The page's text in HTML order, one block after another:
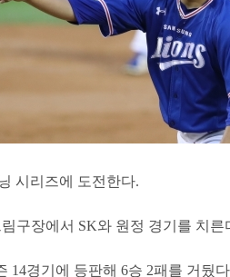
시리즈에 도전한다.
구장에서 SK와 원정 경기를 치른
14경기에 등판해 6승 2패를 거뒀